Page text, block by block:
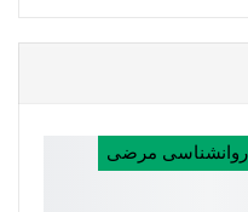
روانشناسی مرضی